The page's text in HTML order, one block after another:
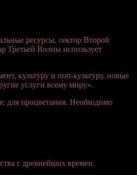
ресурсы, сектор Второй
Третьей Волны использует
и поп-культуру, новые
услуги всему миру».
для процветания. Необходимо
с древнейших времен.